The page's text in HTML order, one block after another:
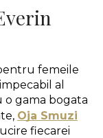
femeile
al
gama bogata
Oja Smuzi
fiecarei